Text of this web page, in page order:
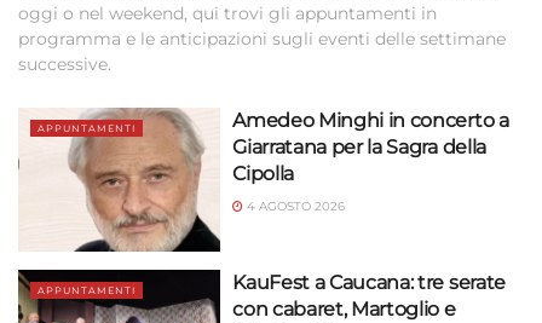
oggi o nel weekend, qui trovi gli appuntamenti in
programma e le anticipazioni sugli eventi delle settimane
successive.
APPUNTAMENTI
Amedeo Minghi in concerto a
Giarratana per la Sagra della
Cipolla
4 AGOSTO 2026
APPUNTAMENTI
KauFest a Caucana: tre serate
con cabaret, Martoglio e